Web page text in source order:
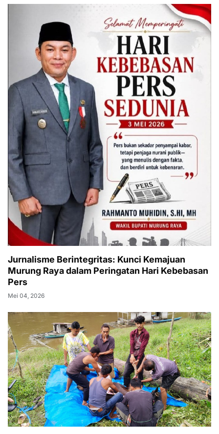
Jurnalisme Berintegritas: Kunci Kemajuan
Murung Raya dalam Peringatan Hari Kebebasan
Pers
Mei 04, 2026